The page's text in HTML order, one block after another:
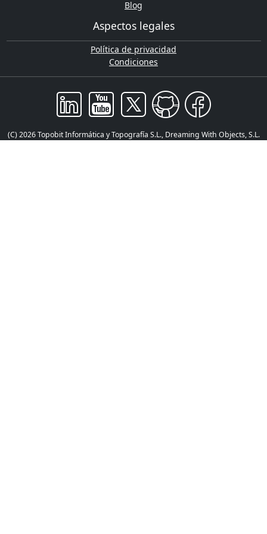
Blog
Aspectos legales
Política de privacidad
Condiciones
(C) 2026 Topobit Informática y Topografía S.L., Dreaming With Objects, S.L.